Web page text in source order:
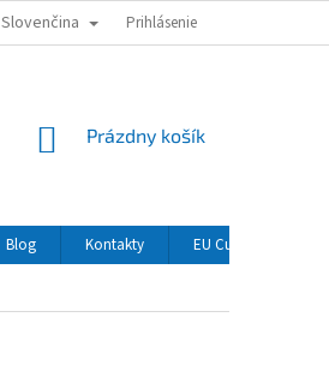
Slovenčina Prihlásenie
NÁKUPNÝ
Prázdny košík
Blog Kontakty EU Customers